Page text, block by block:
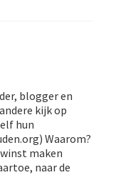
blogger en
kijk op
hun
Waarom?
maken
naar de